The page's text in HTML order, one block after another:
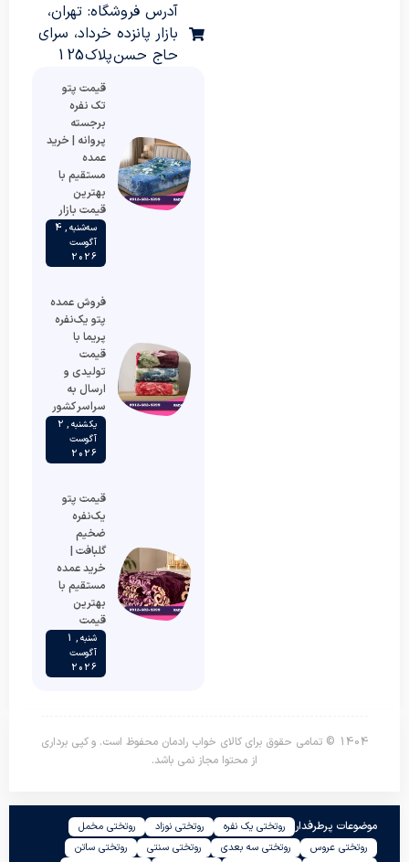
آدرس فروشگاه: تهران،
بازار پانزده خرداد، سرای
حاج حسن پلاک 125
قیمت پتو
تک نفره
برجسته
پروانه | خرید
عمده
مستقیم با
بهترین
قیمت بازار
سه‌شنبه , 4
آگوست
2026
فروش عمده
پتو یک‌نفره
پریما با
قیمت
تولیدی و
ارسال به
سراسر کشور
یکشنبه , 2
آگوست
2026
قیمت پتو
یک‌نفره
ضخیم
گلبافت |
خرید عمده
مستقیم با
بهترین
قیمت
شنبه , 1
آگوست
2026
1404 © تمامی حقوق برای کالای خواب رادمان محفوظ است. و کپی برداری
از محتوا مجاز نمی باشد.
موضوعات پرطرفدار روتختی یک نفره روتختی نوزاد
روتختی مخمل
روتختی عروس
روتختی سه بعدی روتختی سنتی
روتختی ساتن